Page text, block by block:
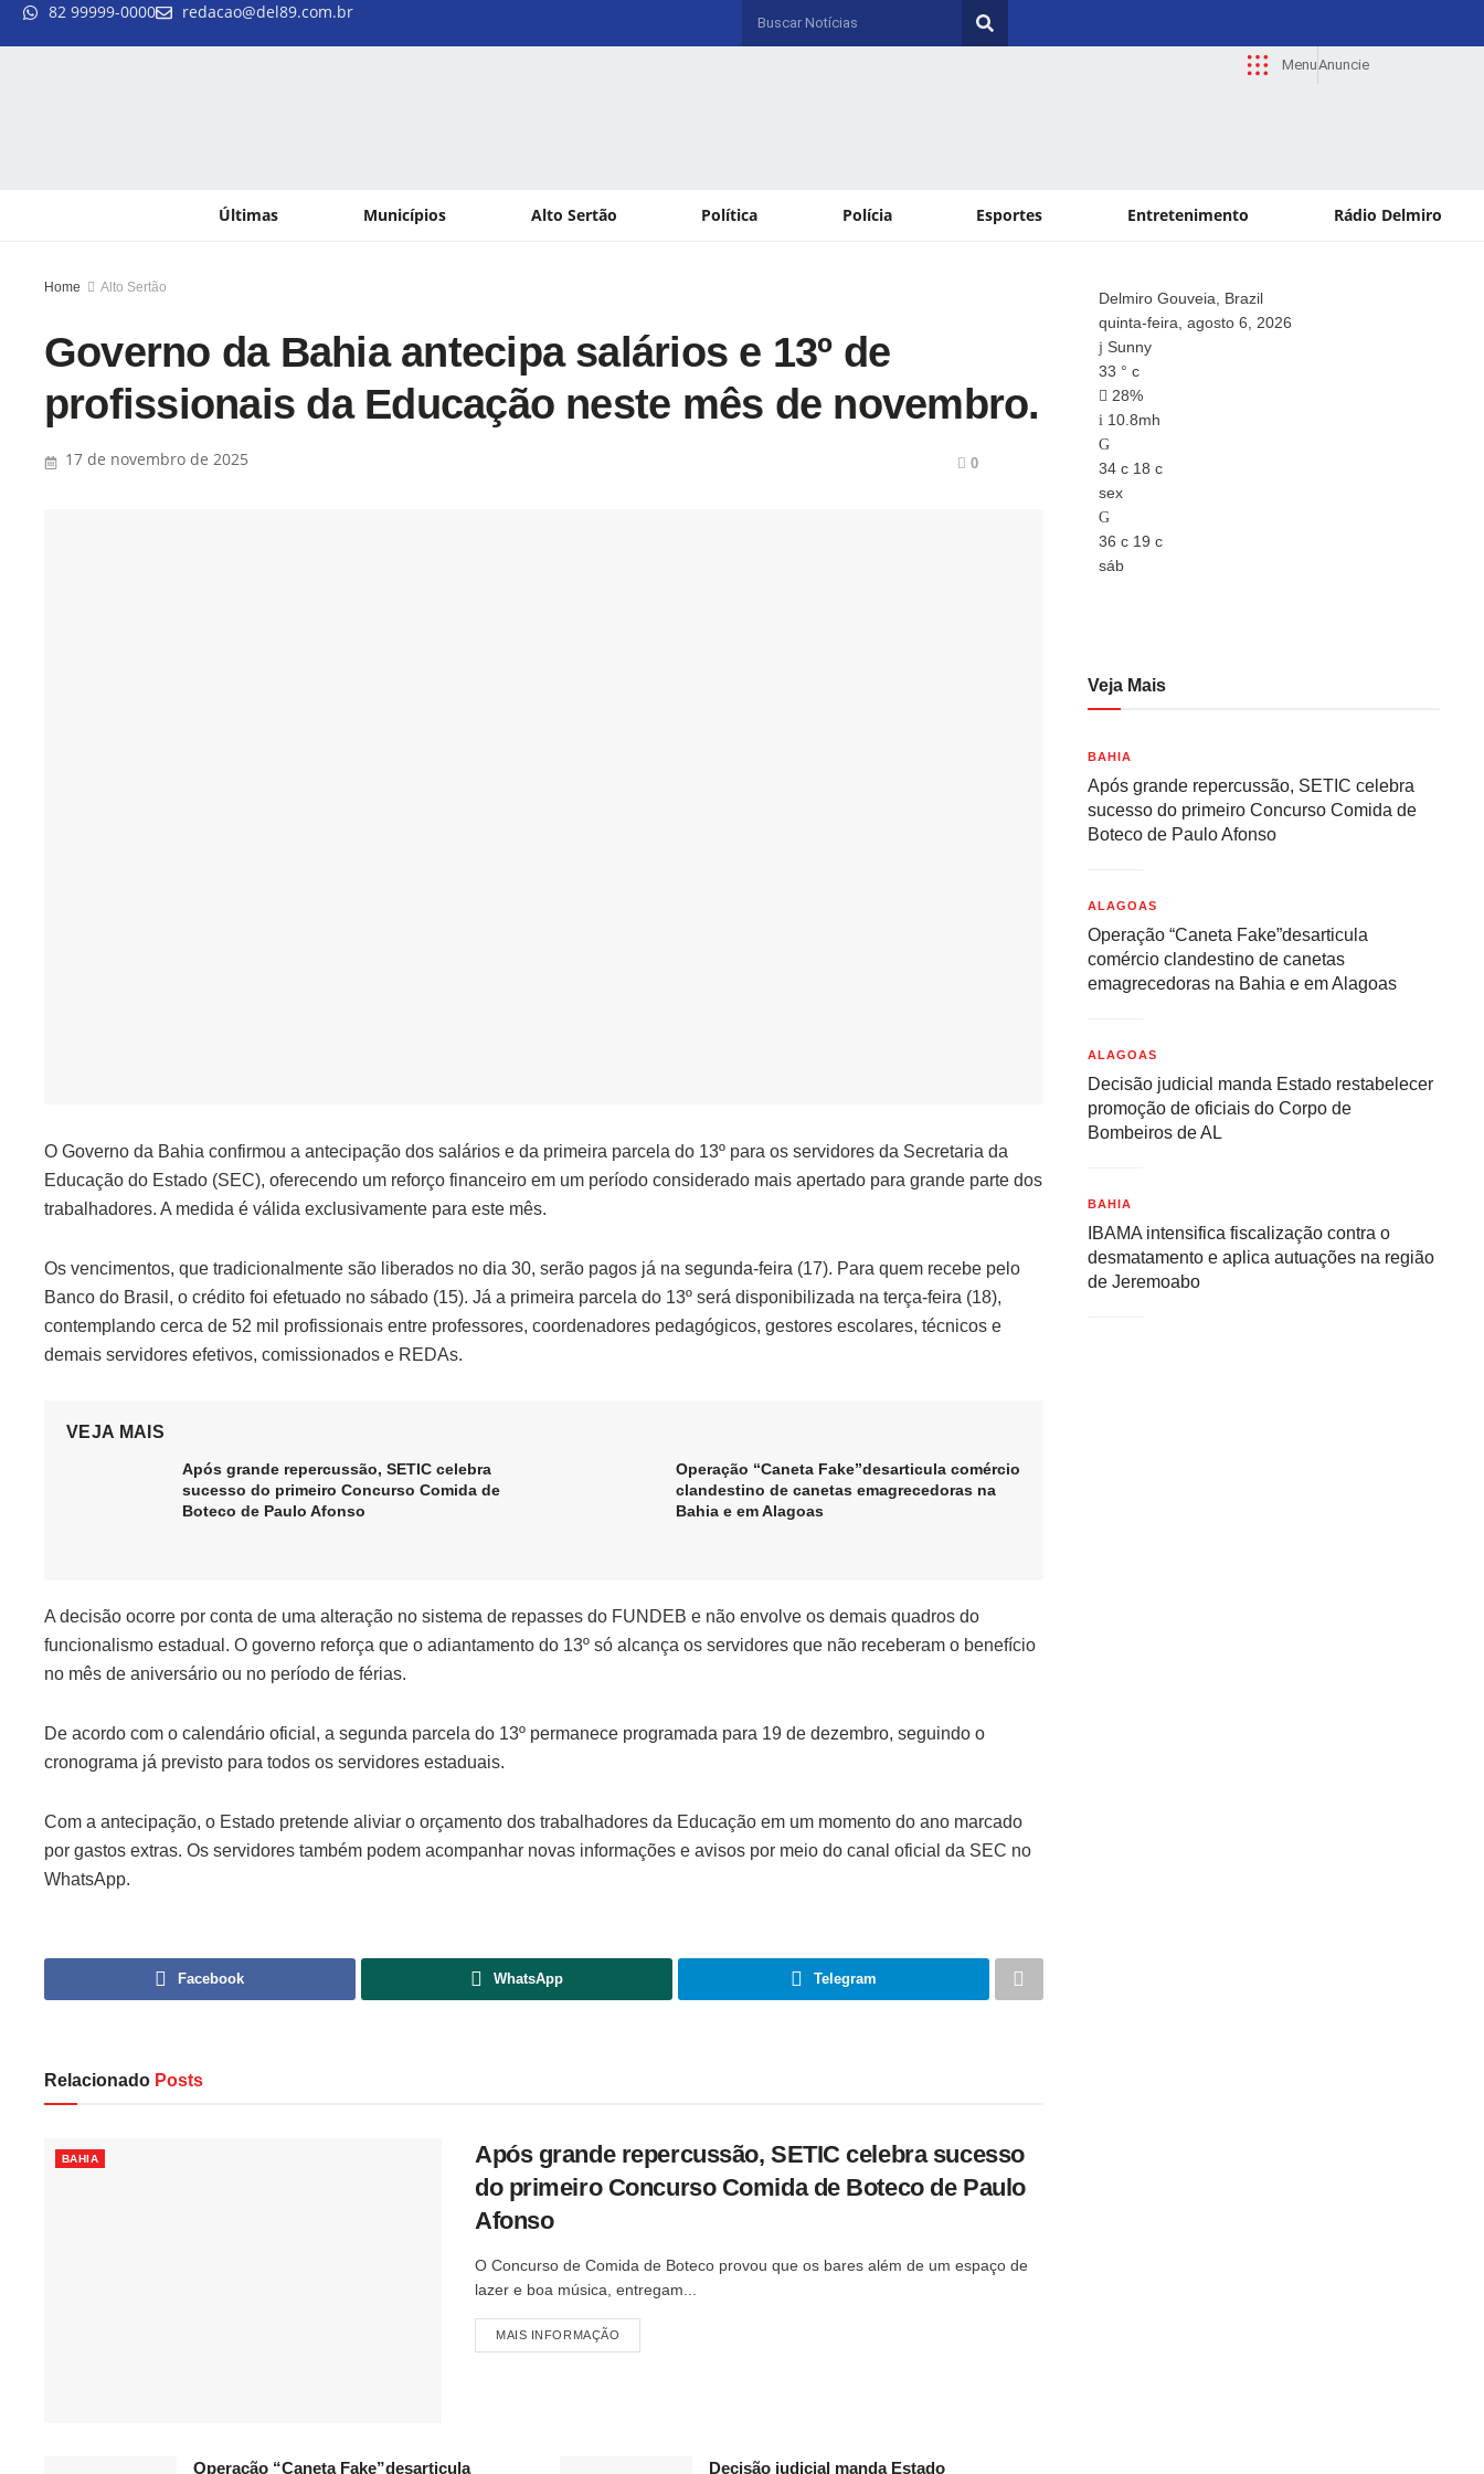
82 99999-0000 redacao@del89.com.br
MenuAnuncie
Últimas Municípios Alto Sertão Política Polícia Esportes Entretenimento Rádio Delmiro
Home Alto Sertão
Governo da Bahia antecipa salários e 13º de
profissionais da Educação neste mês de novembro.
17 de novembro de 2025 0
O Governo da Bahia confirmou a antecipação dos salários e da primeira parcela do 13º para os servidores da Secretaria da
Educação do Estado (SEC), oferecendo um reforço financeiro em um período considerado mais apertado para grande parte dos
trabalhadores. A medida é válida exclusivamente para este mês.
Os vencimentos, que tradicionalmente são liberados no dia 30, serão pagos já na segunda-feira (17). Para quem recebe pelo
Banco do Brasil, o crédito foi efetuado no sábado (15). Já a primeira parcela do 13º será disponibilizada na terça-feira (18),
contemplando cerca de 52 mil profissionais entre professores, coordenadores pedagógicos, gestores escolares, técnicos e
demais servidores efetivos, comissionados e REDAs.
VEJA MAIS
Após grande repercussão, SETIC celebra
sucesso do primeiro Concurso Comida de
Boteco de Paulo Afonso
Operação “Caneta Fake”desarticula comércio
clandestino de canetas emagrecedoras na
Bahia e em Alagoas
A decisão ocorre por conta de uma alteração no sistema de repasses do FUNDEB e não envolve os demais quadros do
funcionalismo estadual. O governo reforça que o adiantamento do 13º só alcança os servidores que não receberam o benefício
no mês de aniversário ou no período de férias.
De acordo com o calendário oficial, a segunda parcela do 13º permanece programada para 19 de dezembro, seguindo o
cronograma já previsto para todos os servidores estaduais.
Com a antecipação, o Estado pretende aliviar o orçamento dos trabalhadores da Educação em um momento do ano marcado
por gastos extras. Os servidores também podem acompanhar novas informações e avisos por meio do canal oficial da SEC no
WhatsApp.
Facebook WhatsApp Telegram
Relacionado Posts
BAHIA
Após grande repercussão, SETIC celebra sucesso
do primeiro Concurso Comida de Boteco de Paulo
Afonso
O Concurso de Comida de Boteco provou que os bares além de um espaço de
lazer e boa música, entregam...
MAIS INFORMAÇÃO
Operação “Caneta Fake”desarticula Decisão judicial manda Estado
Delmiro Gouveia, Brazil
quinta-feira, agosto 6, 2026
Sunny
33 ° c
28%
10.8mh
34 c 18 c
sex
36 c 19 c
sáb
Veja Mais
BAHIA
Após grande repercussão, SETIC celebra
sucesso do primeiro Concurso Comida de
Boteco de Paulo Afonso
ALAGOAS
Operação “Caneta Fake”desarticula
comércio clandestino de canetas
emagrecedoras na Bahia e em Alagoas
ALAGOAS
Decisão judicial manda Estado restabelecer
promoção de oficiais do Corpo de
Bombeiros de AL
BAHIA
IBAMA intensifica fiscalização contra o
desmatamento e aplica autuações na região
de Jeremoabo